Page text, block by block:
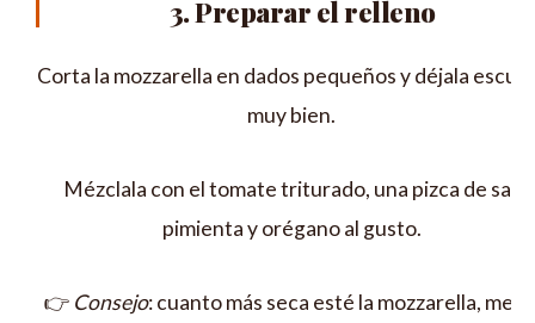
3. Preparar el relleno
Corta la mozzarella en dados pequeños y déjala
muy bien.
Mézclala con el tomate triturado, una pizca de sal,
pimienta y orégano al gusto.
👉 Consejo: cuanto más seca esté la mozzarella,